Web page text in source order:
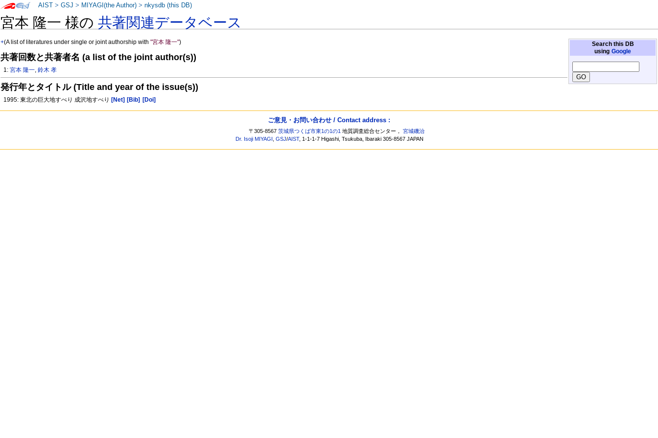
宮本 隆一 様の共著関連データベース
Search this DB
using Google
+(A list of literatures under single or joint authorship with"宮本 隆一")
共著回数と共著者名 (a list of the joint author(s))
1:宮本 隆一,鈴木 孝
発行年とタイトル (Title and year of the issue(s))
1995: 東北の巨大地すべり 成沢地すべり [Net] [Bib] [Doi]
AIST >GSJ > MIYAGI(the Author) >nkysdb (this DB)
ご意見・お問い合わせ / Contact address :
〒305-8567茨城県つくば市東1の1の1 地質調査総合センター，宮城磯治
Dr. Isoji MIYAGI ,GSJ/AIST, 1-1-1-7 Higashi, Tsukuba, Ibaraki 305-8567 JAPAN